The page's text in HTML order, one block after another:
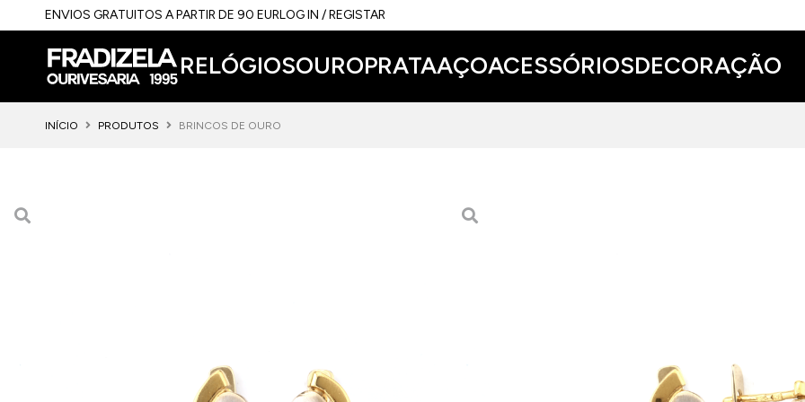
ENVIOS GRATUITOS A PARTIR DE 90 EURLOG IN / REGISTAR
RELÓGIOSOUROPRATAAÇOACESSÓRIOSDECORAÇÃO
INÍCIO PRODUTOS BRINCOS DE OURO